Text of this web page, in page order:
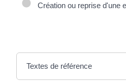
Création ou reprise d'une
Textes de référence